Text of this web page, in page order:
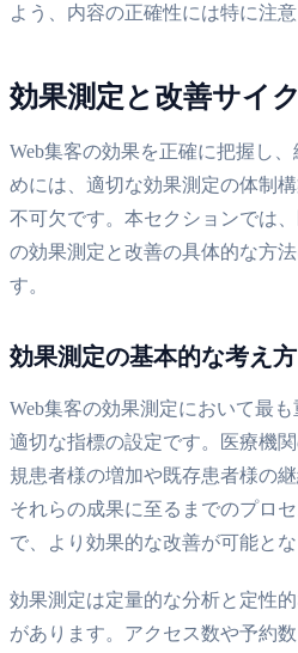
よう、内容の正確性には特に注
効果測定と改善サイ
Web集客の効果を正確に把握し
めには、適切な効果測定の体制
不可欠です。本セクションでは
の効果測定と改善の具体的な方
す。
効果測定の基本的な考え方
Web集客の効果測定において最
適切な指標の設定です。医療機
規患者様の増加や既存患者様の
それらの成果に至るまでのプロ
で、より効果的な改善が可能とな
効果測定は定量的な分析と定性
があります。アクセス数や予約